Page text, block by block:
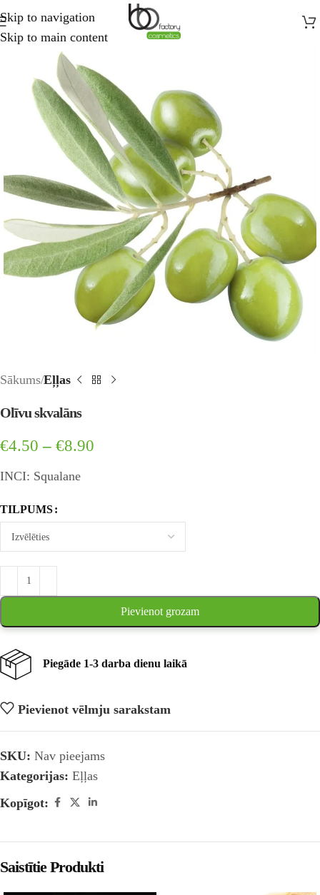
Skip to navigation
Skip to main content
Sākums Eļļas
Olīvu skvalāns
€4.50 – €8.90
INCI: Squalane
TILPUMS
Pievienot grozam
Piegāde 1-3 darba dienu laikā
Pievienot vēlmju sarakstam
SKU: Nav pieejams
Kategorijas: Eļļas
Kopīgot:
Saistītie Produkti